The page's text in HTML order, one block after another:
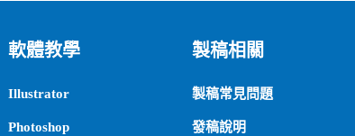
軟體教學
Illustrator
Photoshop
製稿相關
製稿常見問題
發稿說明